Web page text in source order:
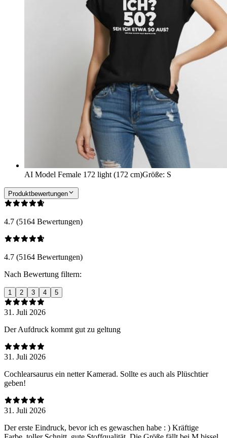
AI Model Female 172 light (172 cm)Größe: S
Produktbewertungen
4.7 (5164 Bewertungen)
4.7 (5164 Bewertungen)
Nach Bewertung filtern:
1 2 3 4 5
31. Juli 2026
Der Aufdruck kommt gut zu geltung
31. Juli 2026
Cochlearsaurus ein netter Kamerad. Sollte es auch als Plüschtier
geben!
31. Juli 2026
Der erste Eindruck, bevor ich es gewaschen habe : ) Kräftige